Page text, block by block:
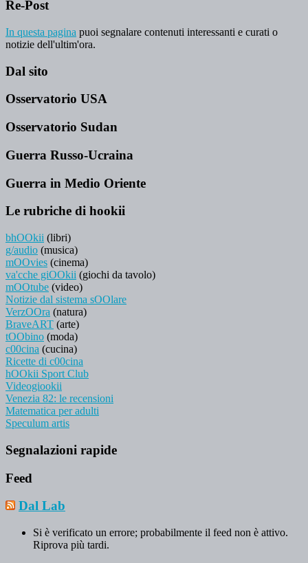
Re-Post
In questa pagina puoi segnalare contenuti interessanti e curati o
notizie dell'ultim'ora.
Dal sito
Osservatorio USA
Osservatorio Sudan
Guerra Russo-Ucraina
Guerra in Medio Oriente
Le rubriche di hookii
bhOOkii (libri)
g/audio (musica)
mOOvies (cinema)
va'cche giOOkii (giochi da tavolo)
mOOtube (video)
Notizie dal sistema sOOlare
VerzOOra (natura)
BraveART (arte)
tOObino (moda)
c00cina (cucina)
Ricette di c00cina
hOOkii Sport Club
Videogiookii
Venezia 82: le recensioni
Matematica per adulti
Speculum artis
Segnalazioni rapide
Feed
Dal Lab
Si è verificato un errore; probabilmente il feed non è attivo.
Riprova più tardi.